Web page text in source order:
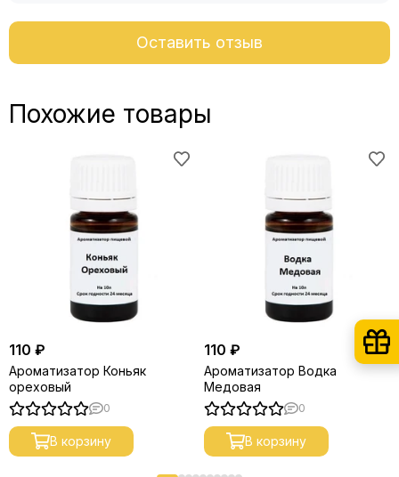
Оставить отзыв
Похожие товары
110 ₽
Ароматизатор Коньяк
ореховый
0
В корзину
110 ₽
Ароматизатор Водка
Медовая
0
В корзину